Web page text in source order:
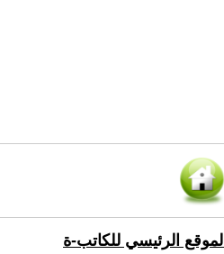
الموقع الرئيسي للكاتب-ة